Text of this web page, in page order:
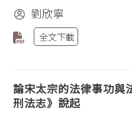
劉欣寧
全文下載
論宋太宗的法律事功
刑法志》說起